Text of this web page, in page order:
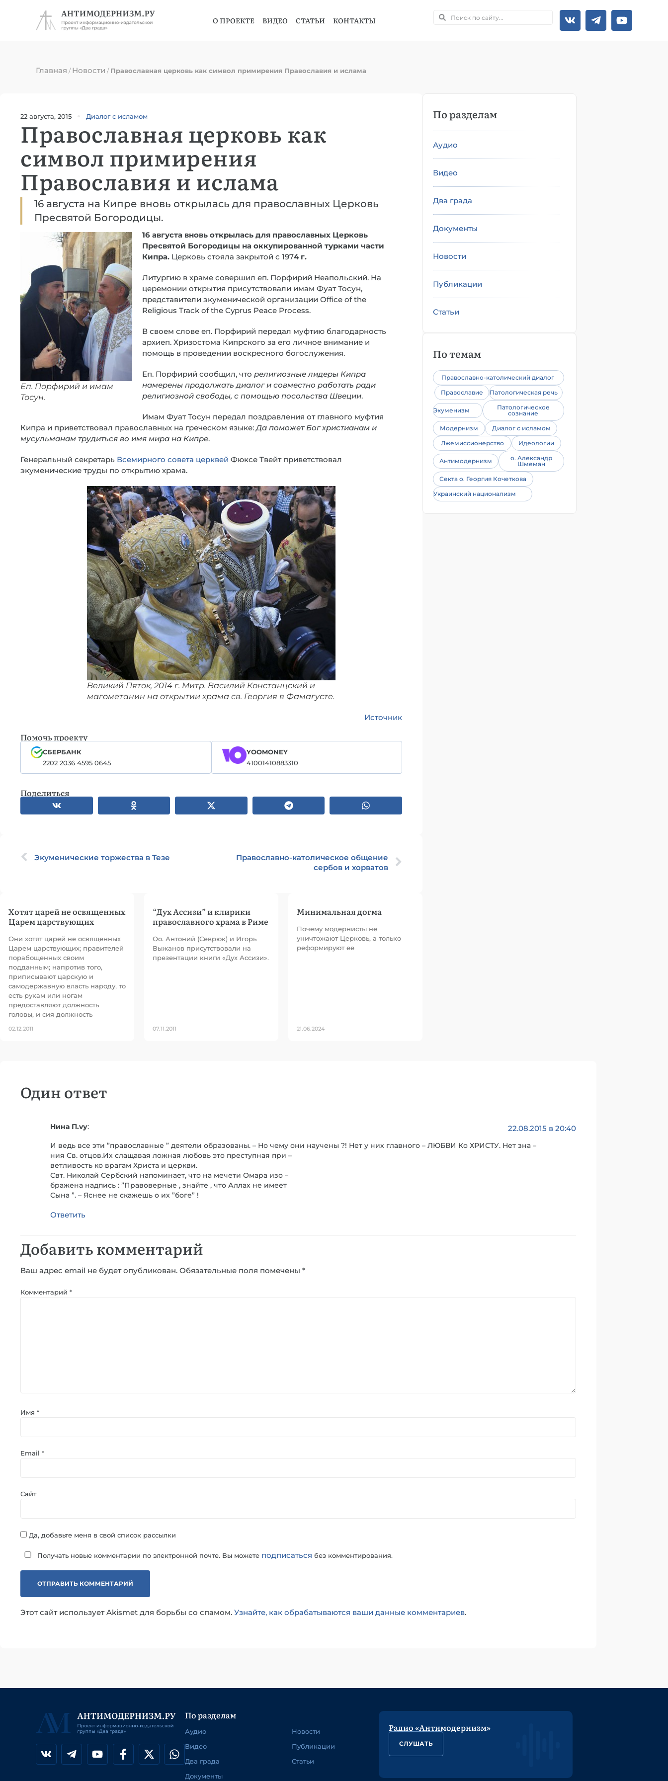
О ПРОЕКТЕ ВИДЕО СТАТЬИ КОНТАКТЫ
Главная /Новости /Православная церковь как символ примирения Православия и ислама
22 августа, 2015 Диалог с исламом
Православная церковь как
символ примирения
Православия и ислама
16 августа на Кипре вновь открылась для православных Церковь
Пресвятой Богородицы.
Еп. Порфирий и имам
Тосун.
16 августа вновь открылась для православных Церковь
Пресвятой Богородицы на оккупированной турками части
Кипра. Церковь стояла закрытой с 1974 г.
Литургию в храме совершил еп. Порфирий Неапольский. На
церемонии открытия присутствовали имам Фуат Тосун,
представители экуменической организации Office of the
Religious Track of the Cyprus Peace Process.
В своем слове еп. Порфирий передал муфтию благодарность
архиеп. Хризостома Кипрского за его личное внимание и
помощь в проведении воскресного богослужения.
Еп. Порфирий сообщил, что религиозные лидеры Кипра
намерены продолжать диалог и совместно работать ради
религиозной свободы, с помощью посольства Швеции.
Имам Фуат Тосун передал поздравления от главного муфтия
Кипра и приветствовал православных на греческом языке:Да поможет Бог христианам и
мусульманам трудиться во имя мира на Кипре.
Генеральный секретарь Всемирного совета церквей Фюксе Твейт приветствовал
экуменические труды по открытию храма.
Великий Пяток, 2014 г. Митр. Василий Констанцский и
магометанин на открытии храма св. Георгия в Фамагусте.
Источник
Помочь проекту
СБЕРБАНК
2202 2036 4595 0645
YOOMONEY
41001410883310
Поделиться
Экуменические торжества в Тезе
Православно-католическое общение
сербов и хорватов
Хотят царей не освященных
Царем царствующих
Они хотят царей не освященных
Царем царствующих; правителей
порабощенных своим
подданным; напротив того,
приписывают царскую и
самодержавную власть народу, то
есть рукам или ногам
предоставляют должность
головы, и сия должность
02.12.2011
“Дух Ассизи” и клирики
православного храма в Риме
Оо. Антоний (Севрюк) и Игорь
Выжанов присутствовали на
презентации книги «Дух Ассизи».
07.11.2011
Минимальная догма
Почему модернисты не
уничтожают Церковь, а только
реформируют ее
21.06.2024
По разделам
Аудио
Видео
Два града
Документы
Новости
Публикации
Статьи
По темам
Православно-католический диалог
Православие
Патологическая речь
Экуменизм
Патологическое
сознание
Модернизм
Диалог с исламом
Лжемиссионерство
Идеологии
Антимодернизм
о. Александр
Шмеман
Секта о. Георгия Кочеткова
Украинский национализм
Один ответ
Нина П.vу: 22.08.2015 в 20:40
И ведь все эти ”православные ” деятели образованы. – Но чему они научены ?! Нет у них главного – ЛЮБВИ Ко ХРИСТУ. Нет зна –
ния Св. отцов.Их слащавая ложная любовь это преступная при –
ветливость ко врагам Христа и церкви.
Свт. Николай Сербский напоминает, что на мечети Омара изо –
бражена надпись : ”Правоверные , знайте , что Аллах не имеет
Сына ”. – Яснее не скажешь о их ”боге” !
Ответить
Добавить комментарий
Ваш адрес email не будет опубликован. Обязательные поля помечены *
Комментарий *
Имя *
Email *
Сайт
Да, добавьте меня в свой список рассылки
Получать новые комментарии по электронной почте. Вы можете подписаться без комментирования.
Этот сайт использует Akismet для борьбы со спамом. Узнайте, как обрабатываются ваши данные комментариев.
По разделам
Аудио
Видео
Два града
Документы
Новости
Публикации
Статьи
Радио «Антимодернизм»
СЛУШАТЬ